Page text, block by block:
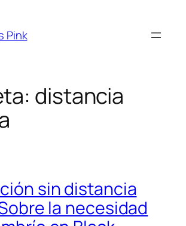
Pink
distancia
sin distancia
la necesidad